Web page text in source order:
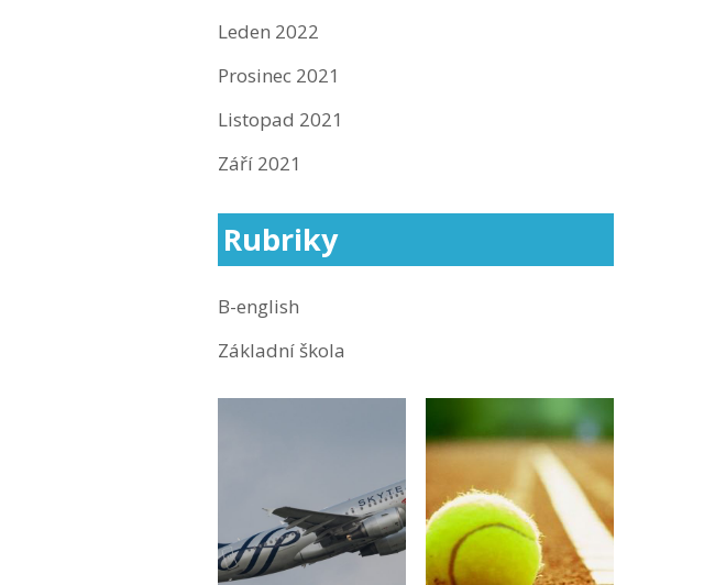
Leden 2022
Prosinec 2021
Listopad 2021
Září 2021
Rubriky
B-english
Základní škola